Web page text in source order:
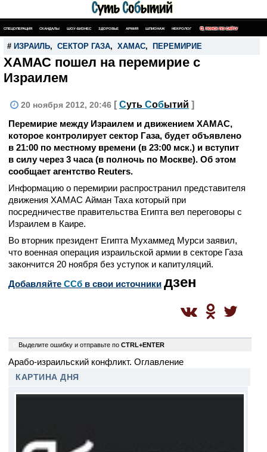
СПЕЦОПЕРАЦИЯ СКАНДАЛЫ ШОУ-БИЗНЕС ЗДОРОВЬЕ АРМИЯ ШПИОНАЖ НЕКРОЛОГ ПОИСК ПО САЙТУ
# ИЗРАИЛЬ, СЕКТОР ГАЗА, ХАМАС, ПЕРЕМИРИЕ
ХАМАС пошел на перемирие с
Израилем
20 ноября 2012, 20:46 [ Суть Событий ]
Перемирие между Израилем и движением ХАМАС,
которое контролирует сектор Газа, будет объявлено
в 21:00 по местному времени (в 23:00 мск.) и вступит
в силу через 3 часа (в полночь по Москве). Об этом
сообщает агентство Reuters.
Информацию о перемирии распространил представителя
движения ХАМАС Айман Таха который при
посредничестве правительства Египта вел переговоры с
Израилем в Каире.
Во вторник президент Египта Мухаммед Мурси заявил,
что военная операция израильской армии в секторе Газа
закончится 20 ноября без уступок и капитуляций.
Добавляйте CСб в свои источники дзен
Выделите ошибку и отправьте по CTRL+ENTER
Арабо-израильский конфликт. Оглавление
КАРТИНА ДНЯ